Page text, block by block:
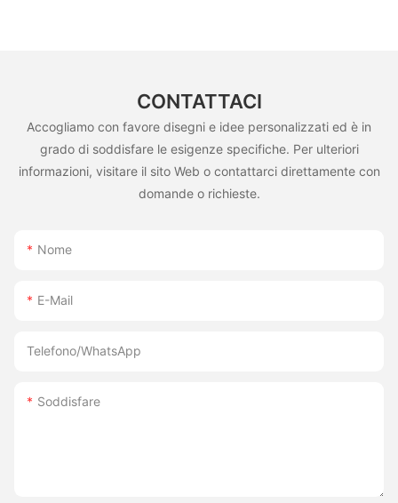
CONTATTACI
Accogliamo con favore disegni e idee personalizzati ed è in
grado di soddisfare le esigenze specifiche. Per ulteriori
informazioni, visitare il sito Web o contattarci direttamente con
domande o richieste.
Nome
E-Mail
Telefono/WhatsApp
Soddisfare